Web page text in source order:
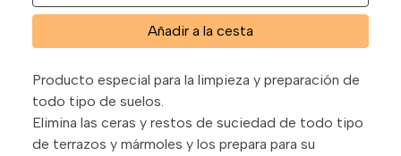
Añadir a la cesta
Producto especial para la limpieza y preparación de
todo tipo de suelos.
Elimina las ceras y restos de suciedad de todo tipo
de terrazos y mármoles y los prepara para su